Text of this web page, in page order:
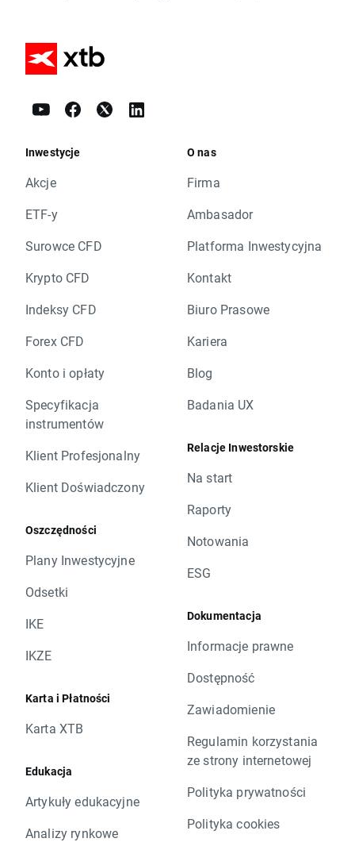
Inwestycje
Akcje
ETF-y
Surowce CFD
Krypto CFD
Indeksy CFD
Forex CFD
Konto i opłaty
Specyfikacja
instrumentów
Klient Profesjonalny
Klient Doświadczony
Oszczędności
Plany Inwestycyjne
Odsetki
IKE
IKZE
Karta i Płatności
Karta XTB
Edukacja
Artykuły edukacyjne
Analizy rynkowe
O nas
Firma
Ambasador
Platforma Inwestycyjna
Kontakt
Biuro Prasowe
Kariera
Blog
Badania UX
Relacje Inwestorskie
Na start
Raporty
Notowania
ESG
Dokumentacja
Informacje prawne
Dostępność
Zawiadomienie
Regulamin korzystania
ze strony internetowej
Polityka prywatności
Polityka cookies